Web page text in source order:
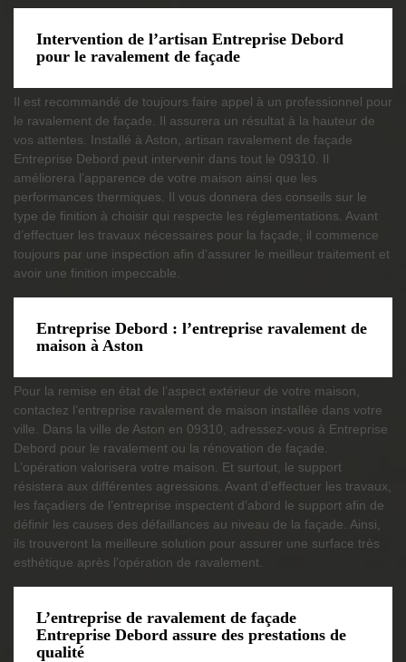
Intervention de l’artisan Entreprise Debord
pour le ravalement de façade
Il est recommandé de toujours faire appel à un professionnel pour
le ravalement de façade. Il assurera un résultat à la hauteur de
vos attentes. Installé à Aston, artisan ravalement de façade
Entreprise Debord peut intervenir dans tout le 09310. Il
améliorera l’apparence de votre maison ainsi que les
performances thermiques. Il vous donnera des conseils sur le
type de finition à choisir qui respecte les réglementations. Avant
d’effectuer les travaux nécessaires pour la façade, il commence
toujours par une inspection afin d'assurer le meilleur traitement et
avoir une finition impeccable.
Entreprise Debord : l’entreprise ravalement de
maison à Aston
Pour la remise en état de l’aspect extérieur de votre maison,
contactez l’entreprise ravalement de maison installée dans votre
ville. Dans la ville de Aston en 09310, adressez-vous à Entreprise
Debord pour le ravalement ou la rénovation de façade.
L’opération valorisera votre maison. Et surtout, le support
résistera aux différentes agressions. Avant d’effectuer les travaux,
les façadiers de l’entreprise inspectent d’abord le support afin de
définir les causes des défaillances au niveau de la façade. Ainsi,
ils trouveront la meilleure solution pour assurer une surface très
esthétique après l’opération de ravalement.
L’entreprise de ravalement de façade
Entreprise Debord assure des prestations de
qualité